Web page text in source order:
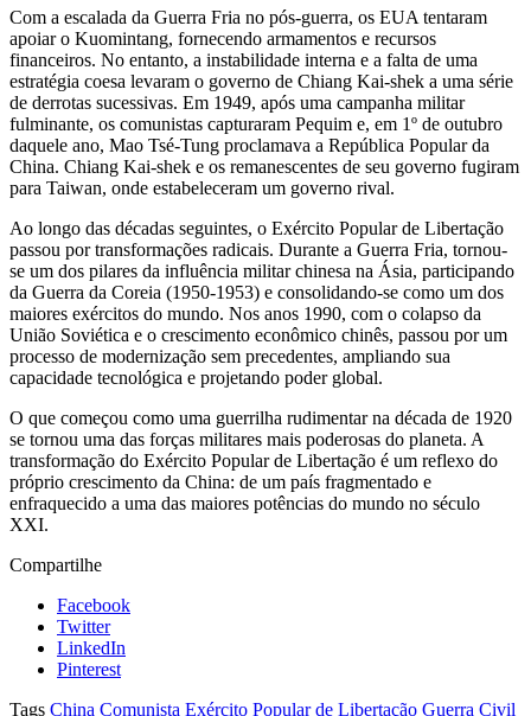
Com a escalada da Guerra Fria no pós-guerra, os EUA tentaram
apoiar o Kuomintang, fornecendo armamentos e recursos
financeiros. No entanto, a instabilidade interna e a falta de uma
estratégia coesa levaram o governo de Chiang Kai-shek a uma série
de derrotas sucessivas. Em 1949, após uma campanha militar
fulminante, os comunistas capturaram Pequim e, em 1º de outubro
daquele ano, Mao Tsé-Tung proclamava a República Popular da
China. Chiang Kai-shek e os remanescentes de seu governo fugiram
para Taiwan, onde estabeleceram um governo rival.
Ao longo das décadas seguintes, o Exército Popular de Libertação
passou por transformações radicais. Durante a Guerra Fria, tornou-
se um dos pilares da influência militar chinesa na Ásia, participando
da Guerra da Coreia (1950-1953) e consolidando-se como um dos
maiores exércitos do mundo. Nos anos 1990, com o colapso da
União Soviética e o crescimento econômico chinês, passou por um
processo de modernização sem precedentes, ampliando sua
capacidade tecnológica e projetando poder global.
O que começou como uma guerrilha rudimentar na década de 1920
se tornou uma das forças militares mais poderosas do planeta. A
transformação do Exército Popular de Libertação é um reflexo do
próprio crescimento da China: de um país fragmentado e
enfraquecido a uma das maiores potências do mundo no século
XXI.
Compartilhe
Facebook
Twitter
LinkedIn
Pinterest
Tags China Comunista Exército Popular de Libertação Guerra Civil